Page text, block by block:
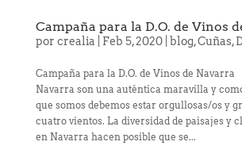
Campaña para la D.O. de Vinos
por crealia Feb 5, 2020| blog,Cuñas,
Campaña para la D.O. de Vinos de Navarra
Navarra son una auténtica maravilla y
que somos debemos estar orgullosas/os y
cuatro vientos. La diversidad de paisajes y
en Navarra hacen posible que se...